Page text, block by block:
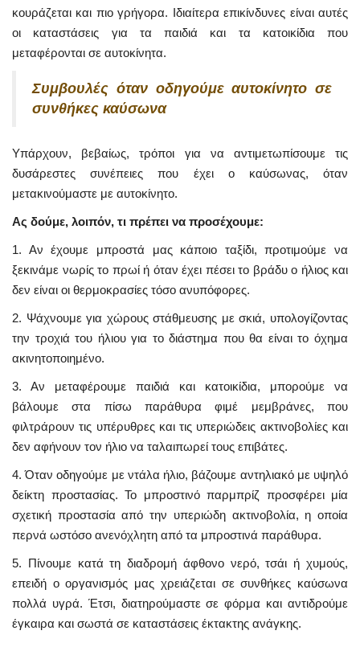
κουράζεται και πιο γρήγορα. Ιδιαίτερα επικίνδυνες είναι αυτές
οι καταστάσεις για τα παιδιά και τα κατοικίδια που
μεταφέρονται σε αυτοκίνητα.
Συμβουλές όταν οδηγούμε αυτοκίνητο σε
συνθήκες καύσωνα
Υπάρχουν, βεβαίως, τρόποι για να αντιμετωπίσουμε τις
δυσάρεστες συνέπειες που έχει ο καύσωνας, όταν
μετακινούμαστε με αυτοκίνητο.
Ας δούμε, λοιπόν, τι πρέπει να προσέχουμε:
1. Αν έχουμε μπροστά μας κάποιο ταξίδι, προτιμούμε να
ξεκινάμε νωρίς το πρωί ή όταν έχει πέσει το βράδυ ο ήλιος και
δεν είναι οι θερμοκρασίες τόσο ανυπόφορες.
2. Ψάχνουμε για χώρους στάθμευσης με σκιά, υπολογίζοντας
την τροχιά του ήλιου για το διάστημα που θα είναι το όχημα
ακινητοποιημένο.
3. Αν μεταφέρουμε παιδιά και κατοικίδια, μπορούμε να
βάλουμε στα πίσω παράθυρα φιμέ μεμβράνες, που
φιλτράρουν τις υπέρυθρες και τις υπεριώδεις ακτινοβολίες και
δεν αφήνουν τον ήλιο να ταλαιπωρεί τους επιβάτες.
4. Όταν οδηγούμε με ντάλα ήλιο, βάζουμε αντηλιακό με υψηλό
δείκτη προστασίας. Το μπροστινό παρμπρίζ προσφέρει μία
σχετική προστασία από την υπεριώδη ακτινοβολία, η οποία
περνά ωστόσο ανενόχλητη από τα μπροστινά παράθυρα.
5. Πίνουμε κατά τη διαδρομή άφθονο νερό, τσάι ή χυμούς,
επειδή ο οργανισμός μας χρειάζεται σε συνθήκες καύσωνα
πολλά υγρά. Έτσι, διατηρούμαστε σε φόρμα και αντιδρούμε
έγκαιρα και σωστά σε καταστάσεις έκτακτης ανάγκης.